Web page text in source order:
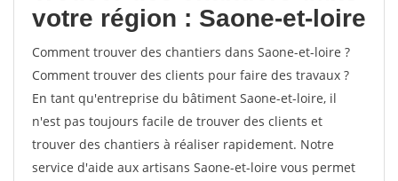
votre région : Saone-et-loire
Comment trouver des chantiers dans Saone-et-loire ?
Comment trouver des clients pour faire des travaux ?
En tant qu'entreprise du bâtiment Saone-et-loire, il
n'est pas toujours facile de trouver des clients et
trouver des chantiers à réaliser rapidement. Notre
service d'aide aux artisans Saone-et-loire vous permet